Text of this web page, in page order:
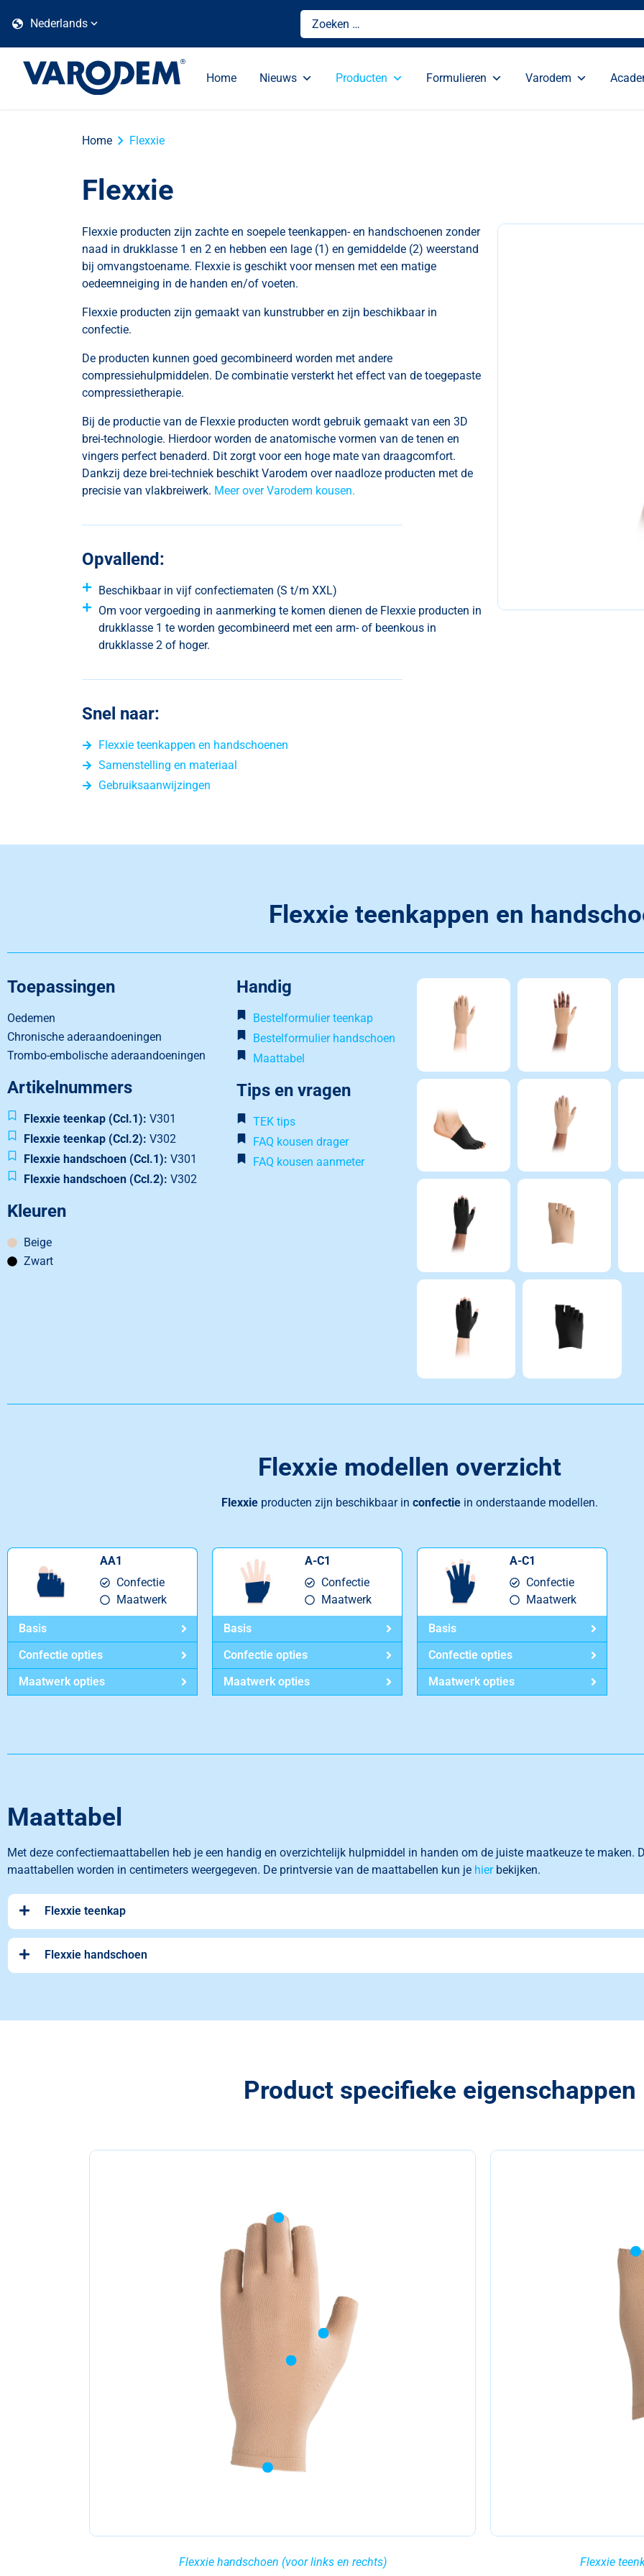
globe Nederlands
Home Nieuws Producten Formulieren Varodem
Home chevron_right Flexxie
Flexxie
Flexxie producten zijn zachte en soepele teenkappen- en handschoenen zonder
naad in drukklasse 1 en 2 en hebben een lage (1) en gemiddelde (2) weerstand
bij omvangstoename. Flexxie is geschikt voor mensen met een matige
oedeemneiging in de handen en/of voeten.
Flexxie producten zijn gemaakt van kunstrubber en zijn beschikbaar in
confectie.
De producten kunnen goed gecombineerd worden met andere
compressiehulpmiddelen. De combinatie versterkt het effect van de toegepaste
compressietherapie.
Bij de productie van de Flexxie producten wordt gebruik gemaakt van een 3D
brei-technologie. Hierdoor worden de anatomische vormen van de tenen en
vingers perfect benaderd. Dit zorgt voor een hoge mate van draagcomfort.
Dankzij deze brei-techniek beschikt Varodem over naadloze producten met de
precisie van vlakbreiwerk. Meer over Varodem kousen.
Opvallend:
Beschikbaar in vijf confectiematen (S t/m XXL)
Om voor vergoeding in aanmerking te komen dienen de Flexxie producten in
drukklasse 1 te worden gecombineerd met een arm- of beenkous in
drukklasse 2 of hoger.
Snel naar:
Flexxie teenkappen en handschoenen
Samenstelling en materiaal
Gebruiksaanwijzingen
Flexxie teenkappen en
Toepassingen
Oedemen
Chronische aderaandoeningen
Trombo-embolische aderaandoeningen
Artikelnummers
Flexxie teenkap (Ccl.1): V301
Flexxie teenkap (Ccl.2): V302
Flexxie handschoen (Ccl.1): V301
Flexxie handschoen (Ccl.2): V302
Kleuren
Beige
Zwart
Handig
Bestelformulier teenkap
Bestelformulier handschoen
Maattabel
Tips en vragen
TEK tips
FAQ kousen drager
FAQ kousen aanmeter
Flexxie modellen overzicht
Flexxie producten zijn beschikbaar in confectie in onderstaande modellen.
AA1
Confectie
Maatwerk
Basis
Confectie opties
Maatwerk opties
A-C1
Confectie
Maatwerk
Basis
Confectie opties
Maatwerk opties
A-C1
Confectie
Maatwerk
Basis
Confectie opties
Maatwerk opties
Maattabel
Met deze confectiemaattabellen heb je een handig en overzichtelijk hulpmiddel in handen om de juiste maatkeuze te maken.
maattabellen worden in centimeters weergegeven. De printversie van de maattabellen kun je hierbekijken.
Flexxie teenkap
Flexxie handschoen
Product specifieke eigenschappen
Flexxie handschoen (voor links en rechts) Flexxie